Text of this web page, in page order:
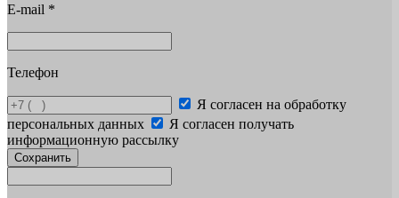
E-mail *
Телефон
Я согласен на обработку
персональных данных
Я согласен получать
информационную рассылку
Сохранить